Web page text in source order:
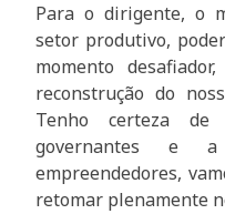
Para o dirigente, o
setor produtivo,
momento
reconstrução do
Tenho certeza
governantes e
empreendedores,
retomar plenamente